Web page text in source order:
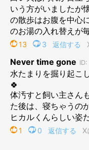
カップを落とし「しば